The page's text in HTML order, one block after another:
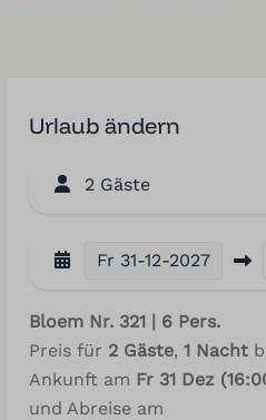
Urlaub ändern
2 Gäste
Fr 31-12-2027
Bloem Nr. 321 | 6 Pers.
Preis für 2 Gäste, 1 Nacht
Ankunft am Fr 31 Dez
und Abreise am